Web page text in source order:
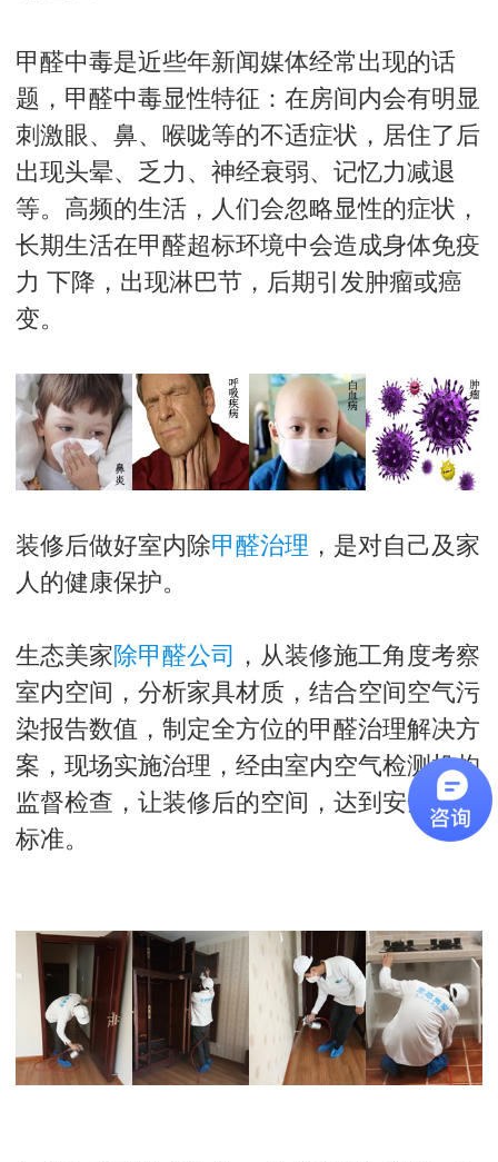
甲醛中毒是近些年新闻媒体经常出现的话
题，甲醛中毒显性特征：在房间内会有明显
刺激眼、鼻、喉咙等的不适症状，居住了后
出现头晕、乏力、神经衰弱、记忆力减退
等。高频的生活，人们会忽略显性的症状，
长期生活在甲醛超标环境中会造成身体免疫
力 下降，出现淋巴节，后期引发肿瘤或癌
变。
装修后做好室内除甲醛治理 ，是对自己及家
人的健康保护。
生态美家除甲醛公司 ，从装修施工角度考察
室内空间，分析家具材质，结合空间空气污
染报告数值，制定全方位的甲醛治理解决方
案，现场实施治理，经由室内空气检测机构
监督检查，让装修后的空间，达到安全入住
标准。